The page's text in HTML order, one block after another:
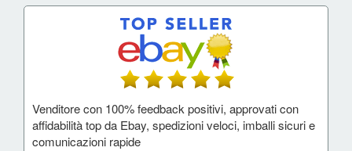
Venditore con 100% feedback positivi, approvati con
affidabilità top da Ebay, spedizioni veloci, imballi sicuri e
comunicazioni rapide